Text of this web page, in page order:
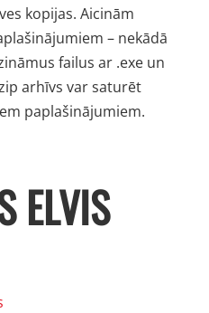
kopijas. Aicinām
– nekādā
failus ar .exe un
arhīvs var saturēt
paplašinājumiem.
ELVIS